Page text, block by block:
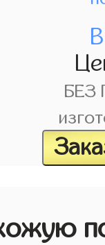
БЕЗ
по